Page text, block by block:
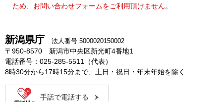
ため、お問い合わせフォームをご利用頂けません。
新潟県庁 法人番号 5000020150002
〒950-8570 新潟市中央区新光町4番地1
電話番号：025-285-5511（代表）
8時30分から17時15分まで、土日・祝日・年末年始を除く
手話で電話する